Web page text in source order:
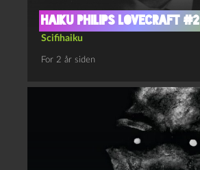
Haiku Philips Lovecraft #2
Scifihaiku
For 2 år siden